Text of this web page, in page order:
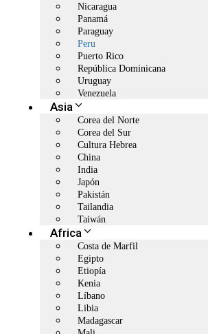
Nicaragua
Panamá
Paraguay
Peru
Puerto Rico
República Dominicana
Uruguay
Venezuela
Asia
Corea del Norte
Corea del Sur
Cultura Hebrea
China
India
Japón
Pakistán
Tailandia
Taiwán
Africa
Costa de Marfil
Egipto
Etiopía
Kenia
Líbano
Libia
Madagascar